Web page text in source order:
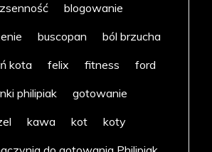
blogowanie
buscopan
ból brzucha
kota felix fitness
ford
philipiak
gotowanie
kawa kot
koty